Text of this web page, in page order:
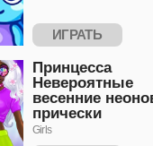
ИГРАТЬ
Принцесса
Невероятные
весенние
прически
Girls